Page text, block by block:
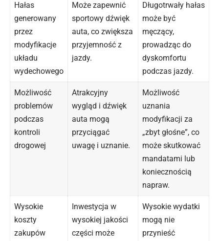
Hałas
generowany
przez
modyfikacje
układu
wydechowego
Może zapewnić
sportowy dźwięk
auta, co zwiększa
przyjemność z
jazdy.
Długotrwały hałas
może być
męczący,
prowadząc do
dyskomfortu
podczas jazdy.
Możliwość
problemów
podczas
kontroli
drogowej
Atrakcyjny
wygląd i dźwięk
auta mogą
przyciągać
uwagę i uznanie.
Możliwość
uznania
modyfikacji za
„zbyt głośne”, co
może skutkować
mandatami lub
koniecznością
napraw.
Wysokie
koszty
zakupów
Inwestycja w
wysokiej jakości
części może
Wysokie wydatki
mogą nie
przynieść